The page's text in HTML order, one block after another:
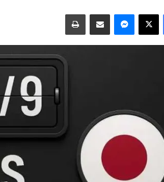
فيسبوك ‫X ماسنجر مشاركة عبر البريد طباعة